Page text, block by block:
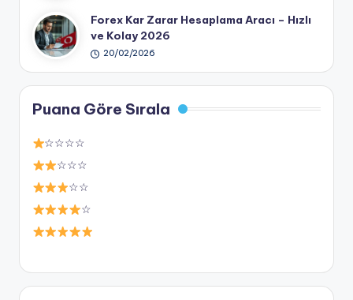
Forex Kar Zarar Hesaplama Aracı – Hızlı
ve Kolay 2026
20/02/2026
Puana Göre Sırala
☆☆☆☆
☆☆☆
☆☆
☆